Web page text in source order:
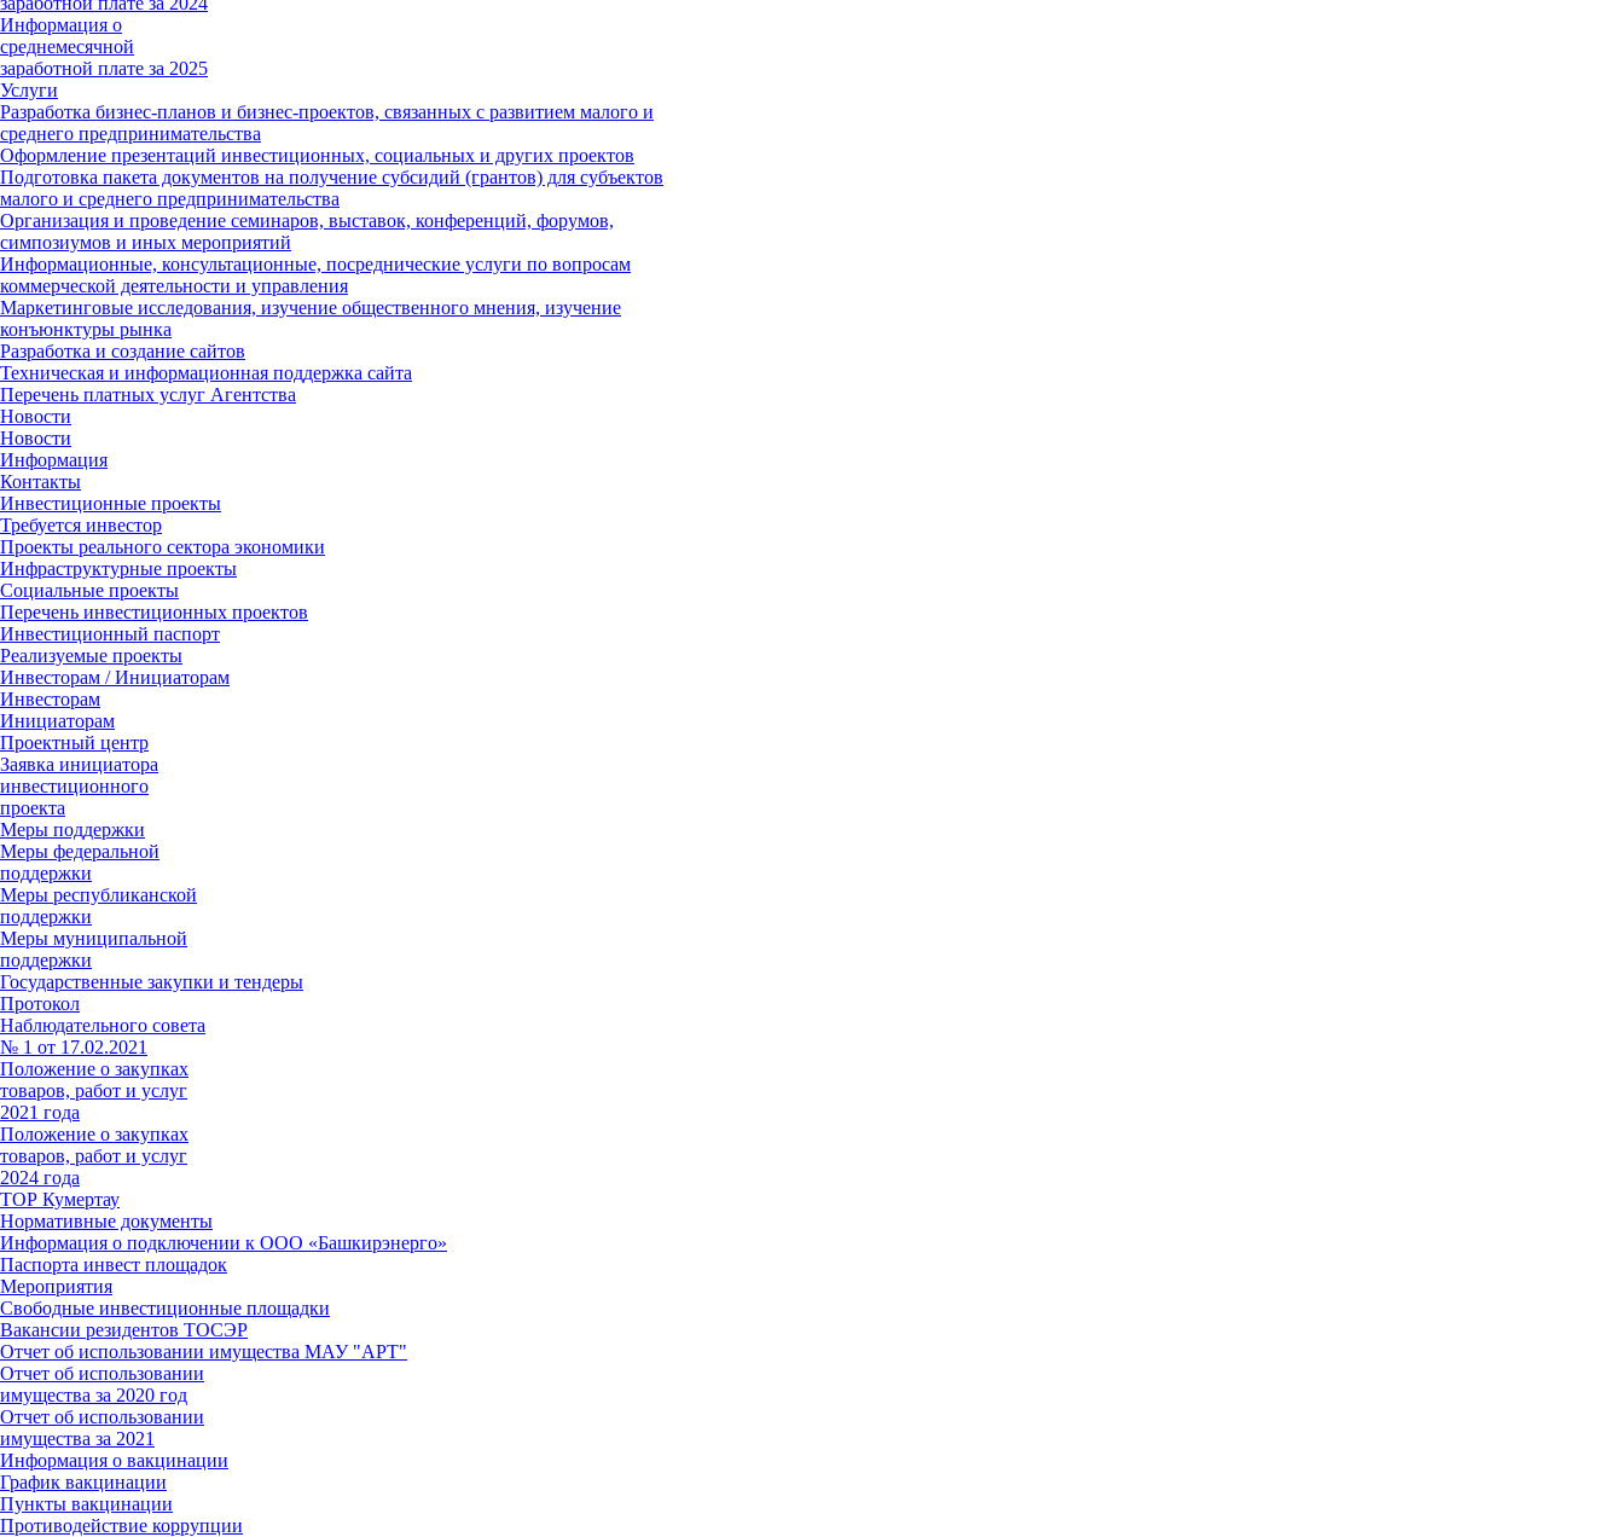
Информация о
среднемесячной
заработной плате за 2025
Услуги
Разработка бизнес-планов и бизнес-проектов, связанных с развитием малого и
среднего предпринимательства
Оформление презентаций инвестиционных, социальных и других проектов
Подготовка пакета документов на получение субсидий (грантов) для субъектов
малого и среднего предпринимательства
Организация и проведение семинаров, выставок, конференций, форумов,
симпозиумов и иных мероприятий
Информационные, консультационные, посреднические услуги по вопросам
коммерческой деятельности и управления
Маркетинговые исследования, изучение общественного мнения, изучение
конъюнктуры рынка
Разработка и создание сайтов
Техническая и информационная поддержка сайта
Перечень платных услуг Агентства
Новости
Новости
Информация
Контакты
Инвестиционные проекты
Требуется инвестор
Проекты реального сектора экономики
Инфраструктурные проекты
Социальные проекты
Перечень инвестиционных проектов
Инвестиционный паспорт
Реализуемые проекты
Инвесторам / Инициаторам
Инвесторам
Инициаторам
Проектный центр
Заявка инициатора
инвестиционного
проекта
Меры поддержки
Меры федеральной
поддержки
Меры республиканской
поддержки
Меры муниципальной
поддержки
Государственные закупки и тендеры
Протокол
Наблюдательного совета
№ 1 от 17.02.2021
Положение о закупках
товаров, работ и услуг
2021 года
Положение о закупках
товаров, работ и услуг
2024 года
ТОР Кумертау
Нормативные документы
Информация о подключении к ООО «Башкирэнерго»
Паспорта инвест площадок
Мероприятия
Свободные инвестиционные площадки
Вакансии резидентов ТОСЭР
Отчет об использовании имущества МАУ "АРТ"
Отчет об использовании
имущества за 2020 год
Отчет об использовании
имущества за 2021
Информация о вакцинации
График вакцинации
Пункты вакцинации
Противодействие коррупции